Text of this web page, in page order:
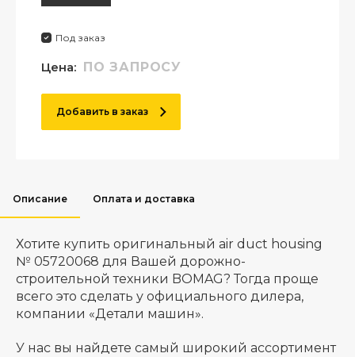
Под заказ
Цена: ПО ЗАПРОСУ
Добавить в заказ
Описание Оплата и доставка
Хотите купить оригинальный air duct housing
№ 05720068 для Вашей дорожно-
строительной техники BOMAG? Тогда проще
всего это сделать у официального дилера,
компании «Детали машин».
У нас вы найдете самый широкий ассортимент